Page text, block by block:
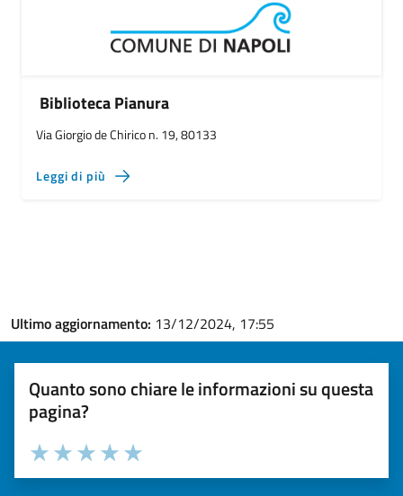
Biblioteca Pianura
Via Giorgio de Chirico n. 19, 80133
Leggi di più
Ultimo aggiornamento: 13/12/2024, 17:55
Quanto sono chiare le informazioni su questa
pagina?
Valuta la chiarezza delle informazioni (da 1 a 5 stelle)
Seleziona il numero di stelle per valutare la chiarezza delle
Valuta 5 stelle su 5
Valuta 4 stelle su 5
Valuta 3 stelle su 5
Valuta 2 stelle su 5
Valuta 1 stelle su 5